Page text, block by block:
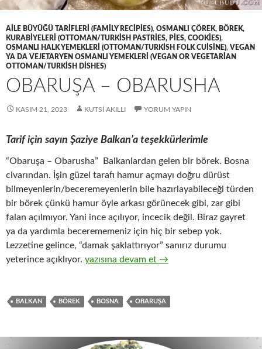
AILE BÜYÜĞÜ TARIFLERI (FAMILY RECIPIES), OSMANLI ÇÖREK, BÖREK,
KURABIYELERI (OTTOMAN/TURKISH PASTRIES, PIES, COOKIES),
OSMANLI HALK YEMEKLERI (OTTOMAN/TURKISH FOLK CUISINE), VEGAN
YA DA VEJETARYEN OSMANLI YEMEKLERI (VEGAN OR VEGETARIAN
OTTOMAN/TURKISH DISHES)
OBARUŞA – OBARUSHA
KASIM 21, 2023 KUTSI AKILLI YORUM YAPIN
Tarif için sayın Şaziye Balkan’a teşekkürlerimle
“Obaruşa – Obarusha” Balkanlardan gelen bir börek. Bosna
civarından. İşin güzel tarafı hamur açmayı doğru dürüst
bilmeyenlerin/beceremeyenlerin bile hazırlayabileceği türden
bir börek çünkü hamur öyle arkası görünecek gibi, zar gibi
falan açılmıyor. Yani ince açılıyor, incecik değil. Biraz gayret
ya da yardımla becerememeniz için hiç bir sebep yok.
Lezzetine gelince, “damak şaklattırıyor” sanırız durumu
yeterince açıklıyor. OBARUŞA – OBARUSHA
yazısına devam et →
BALKAN BÖREK BOSNA OBARUŞA